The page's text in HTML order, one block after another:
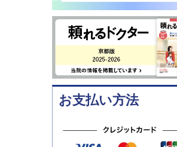
お支払い方法